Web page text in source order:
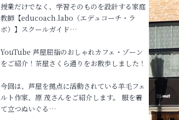
授業だけでなく、学習そのものを設計する家庭
教師【educoach.labo（エデュコーチ・ラ
ボ）】スクールガイド…
YouTube 芦屋屈指のおしゃれカフェ・ゾーン
をご紹介！茶屋さくら通りをお散歩しました！
今回は、芦屋を拠点に活動されている羊毛フェ
ルト作家、原 茂さんをご紹介します。 服を着
て立つぬいぐる…